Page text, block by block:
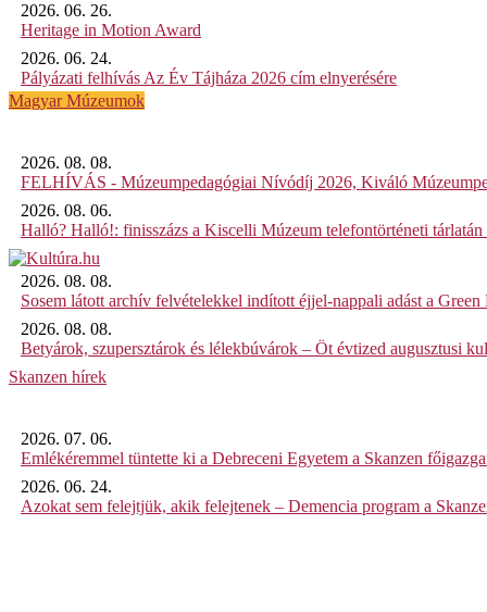
2026. 06. 26.
Heritage in Motion Award
2026. 06. 24.
Pályázati felhívás Az Év Tájháza 2026 cím elnyerésére
Magyar Múzeumok
2026. 08. 08.
FELHÍVÁS - Múzeumpedagógiai Nívódíj 2026, Kiváló
2026. 08. 06.
Halló? Halló!: finisszázs a Kiscelli Múzeum telefontörténeti tárlatán
2026. 08. 08.
Sosem látott archív felvételekkel indított éjjel-nappali adást a Green
2026. 08. 08.
Betyárok, szupersztárok és lélekbúvárok – Öt évtized augusztusi
Skanzen hírek
2026. 07. 06.
Emlékéremmel tüntette ki a Debreceni Egyetem a Skanzen
2026. 06. 24.
Azokat sem felejtjük, akik felejtenek – Demencia program a